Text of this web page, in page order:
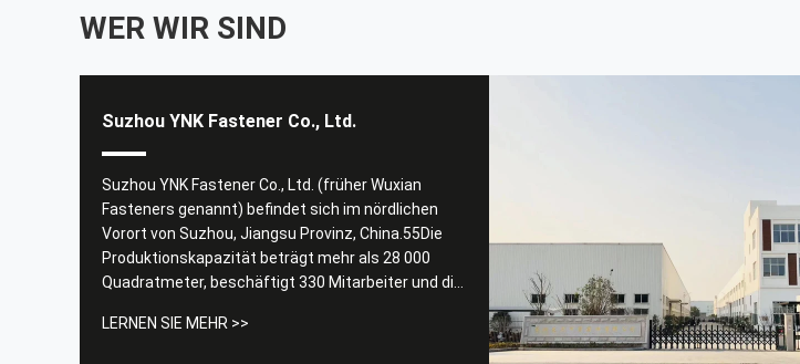
WER WIR SIND
Suzhou YNK Fastener Co., Ltd.
Suzhou YNK Fastener Co., Ltd. (früher Wuxian
Fasteners genannt) befindet sich im nördlichen
Vorort von Suzhou, Jiangsu Provinz, China.55Die
Produktionskapazität beträgt mehr als 28 000
Quadratmeter, beschäftigt 330 Mitarbeiter und die
Tonnen Befestigungsmittel. YNK verfügt über eine
LERNEN SIE MEHR >>